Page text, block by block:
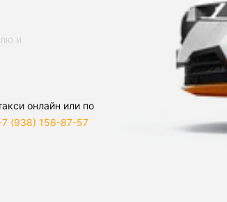
и
онлайн или по
(938) 156-87-57